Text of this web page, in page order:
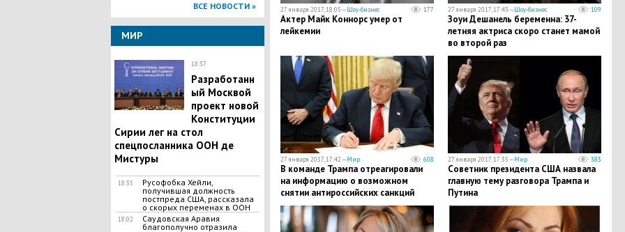
ВСЕ НОВОСТИ »
МИР
18:37
Разработанн
ый Москвой
проект новой
Конституции
Сирии лег на стол
спецпосланника ООН де
Мистуры
18:35
Русофобка Хейли,
получившая должность
постпреда США, рассказала
о скорых переменах в ООН
18:02
Саудовская Аравия
благополучно отразила
27 января 2017, 18:05 —Шоу-бизнес 177
Актер Майк Коннорс умер от
лейкемии
27 января 2017, 17:43 —Шоу-бизнес 109
Зоуи Дешанель беременна: 37-
летняя актриса скоро станет мамой
во второй раз
27 января 2017, 17:42 —Мир 608
В команде Трампа отреагировали
на информацию о возможном
снятии антироссийских санкций
27 января 2017, 17:35 —Мир 383
Советник президента США назвала
главную тему разговора Трампа и
Путина